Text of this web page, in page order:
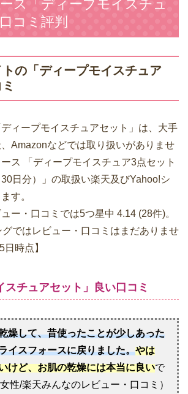
ス「ディープモイスチュ
コミ評判
の「ディープモイスチュア
ィープモイスチュアセット」は、大手
Amazonなどでは取り扱いがありませ
ス 「ディープモイスチュア3点セット
30日分）」の取扱い楽天及びYahoo!シ
す。
ー・口コミでは5つ星中 4.14 (28件)。
ではレビュー・口コミはまだありませ
時点】
スチュアセット」良い口コミ
燥して、昔使ったことが少しあった
イスフォースに戻りました。やは
けど、お肌の乾燥には本当に良いで
性/楽天みんなのレビュー・口コミ）